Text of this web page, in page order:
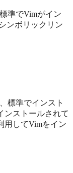
準でVimがイン
ンボリックリン
標準でインスト
ンストールされて
用してVimをイン